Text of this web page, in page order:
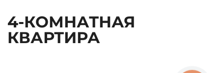
4-КОМНАТНАЯ
КВАРТИРА